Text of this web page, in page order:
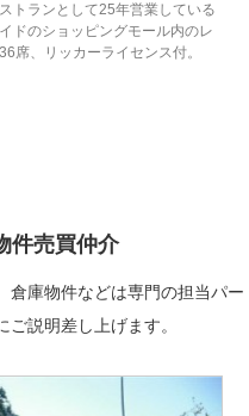
トランとして25年営業している
ドのショッピングモール内のレ
席、リッカーライセンス付。
件売買仲介
倉庫物件などは専門の担当パ
ご説明差し上げます。